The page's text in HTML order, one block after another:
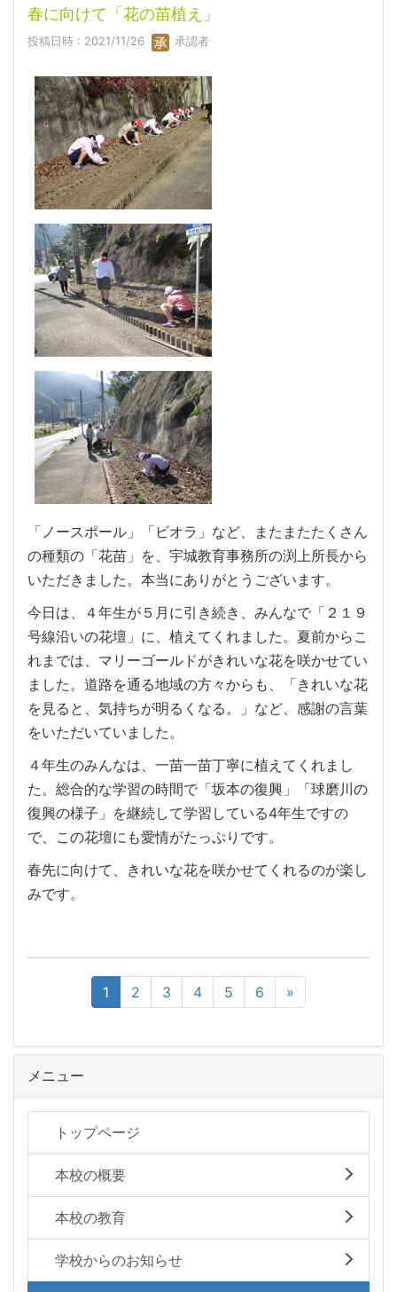
春に向けて「花の苗植え」
投稿日時 : 2021/11/26 承認者
「ノースポール」「ビオラ」など、またまたたくさん
の種類の「花苗」を、宇城教育事務所の渕上所長から
いただきました。本当にありがとうございます。
今日は、４年生が５月に引き続き、みんなで「２１９
号線沿いの花壇」に、植えてくれました。夏前からこ
れまでは、マリーゴールドがきれいな花を咲かせてい
ました。道路を通る地域の方々からも、「きれいな花
を見ると、気持ちが明るくなる。」など、感謝の言葉
をいただいていました。
４年生のみんなは、一苗一苗丁寧に植えてくれまし
た。総合的な学習の時間で「坂本の復興」「球磨川の
復興の様子」を継続して学習している4年生ですの
で、この花壇にも愛情がたっぷりです。
春先に向けて、きれいな花を咲かせてくれるのが楽し
みです。
1 2 3 4 5 6 »
メニュー
トップページ
本校の概要
本校の教育
学校からのお知らせ